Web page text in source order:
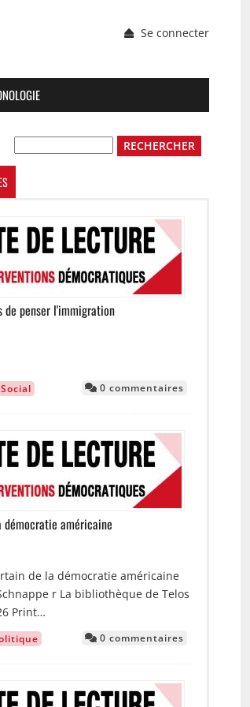
du
l'utilisateur
Se connecter
de penser l'immigration
Social 0 commentaires
démocratie américaine
de la démocratie américaine
r La bibliothèque de Telos
Print…
0 commentaires